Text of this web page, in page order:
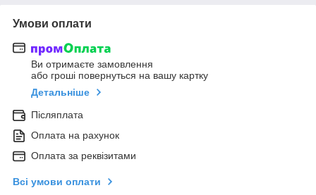
Умови оплати
Ви отримаєте замовлення
або гроші повернуться на вашу картку
Детальніше
Післяплата
Оплата на рахунок
Оплата за реквізитами
Всі умови оплати